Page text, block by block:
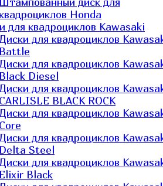
квадроциклов Honda
для квадроциклов Kawasaki
Диски для квадроциклов
Battle
Диски для квадроциклов
Black Diesel
Диски для квадроциклов
CARLISLE BLACK ROCK
Диски для квадроциклов
Core
Диски для квадроциклов
Delta Steel
Диски для квадроциклов
Elixir Black